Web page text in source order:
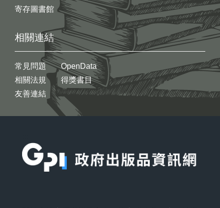
寄存圖書館
相關連結
常見問題
相關法規
友善連結
OpenData
得獎書目